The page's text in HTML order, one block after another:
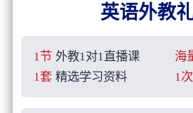
英语外教
1节 外教1对1直播课 海
1套 精选学习资料 1次